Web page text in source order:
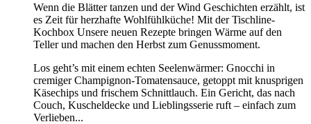
Wenn die Blätter tanzen und der Wind Geschichten erzählt, ist
es Zeit für herzhafte Wohlfühlküche! Mit der Tischline-
Kochbox Unsere neuen Rezepte bringen Wärme auf den
Teller und machen den Herbst zum Genussmoment.
Los geht’s mit einem echten Seelenwärmer: Gnocchi in
cremiger Champignon-Tomatensauce, getoppt mit knusprigen
Käsechips und frischem Schnittlauch. Ein Gericht, das nach
Couch, Kuscheldecke und Lieblingsserie ruft – einfach zum
Verlieben...